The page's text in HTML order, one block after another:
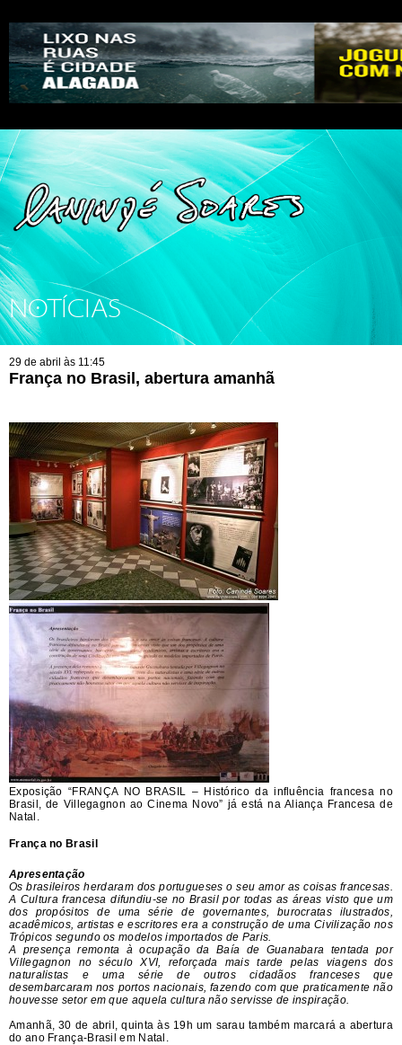
NOTÍCIAS
29 de abril às 11:45
França no Brasil, abertura amanhã
Exposição “FRANÇA NO BRASIL – Histórico da influência francesa no
Brasil, de Villegagnon ao Cinema Novo” já está na Aliança Francesa de
Natal.
França no Brasil
Apresentação
Os brasileiros herdaram dos portugueses o seu amor as coisas francesas.
A Cultura francesa difundiu-se no Brasil por todas as áreas visto que um
dos propósitos de uma série de governantes, burocratas ilustrados,
acadêmicos, artistas e escritores era a construção de uma Civilização nos
Trópicos segundo os modelos importados de Paris.
A presença remonta à ocupação da Baía de Guanabara tentada por
Villegagnon no século XVI, reforçada mais tarde pelas viagens dos
naturalistas e uma série de outros cidadãos franceses que
desembarcaram nos portos nacionais, fazendo com que praticamente não
houvesse setor em que aquela cultura não servisse de inspiração.
Amanhã, 30 de abril, quinta às 19h um sarau também marcará a abertura
do ano França-Brasil em Natal.